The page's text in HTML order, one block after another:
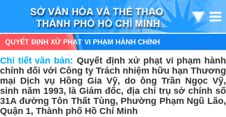
QUYẾT ĐỊNH XỬ PHẠT VI PHẠM HÀNH CHÍNH
Chi tiết văn bản: Quyết định xử phạt vi phạm hành
chính đối với Công ty Trách nhiệm hữu hạn Thương
mại Dịch vụ Hồng Gia Vỹ, do ông Trần Ngọc Vỹ,
sinh năm 1993, là Giám đốc, địa chỉ trụ sở chính số
31A đường Tôn Thất Tùng, Phường Phạm Ngũ Lão,
Quận 1, Thành phố Hồ Chí Minh